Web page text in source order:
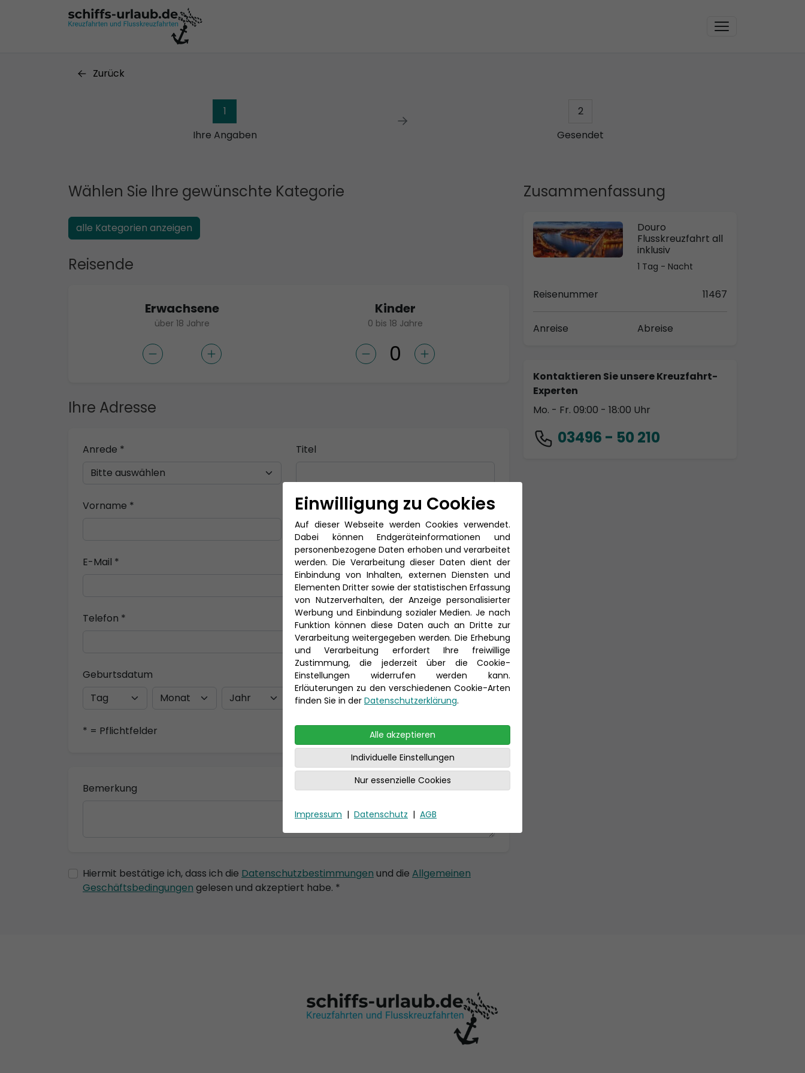
Zurück
1
Ihre Angaben
2
Gesendet
Zusammenfassung
Douro
Flusskreuzfahrt all
inklusiv
1 Tag - Nacht
Reisenummer 11467
Anreise Abreise
Kontaktieren Sie unsere Kreuzfahrt-
Experten
Mo. - Fr. 09:00 - 18:00 Uhr
03496 - 50 210
Wählen Sie Ihre gewünschte Kategorie
alle Kategorien anzeigen
Reisende
Erwachsene
über 18 Jahre
Kinder
0 bis 18 Jahre
Ihre Adresse
Anrede * Titel
Vorname * Nachname *
E-Mail *
Telefon *
Geburtsdatum
* = Pflichtfelder
Bemerkung
Hiermit bestätige ich, dass ich die Datenschutzbestimmungen und die Allgemeinen
Geschäftsbedingungen gelesen und akzeptiert habe. *
Einwilligung zu Cookies
Auf dieser Webseite werden Cookies verwendet.
Dabei können Endgeräteinformationen und
personenbezogene Daten erhoben und verarbeitet
werden. Die Verarbeitung dieser Daten dient der
Einbindung von Inhalten, externen Diensten und
Elementen Dritter sowie der statistischen Erfassung
von Nutzerverhalten, der Anzeige personalisierter
Werbung und Einbindung sozialer Medien. Je nach
Funktion können diese Daten auch an Dritte zur
Verarbeitung weitergegeben werden. Die Erhebung
und Verarbeitung erfordert Ihre freiwillige
Zustimmung, die jederzeit über die Cookie-
Einstellungen widerrufen werden kann.
Erläuterungen zu den verschiedenen Cookie-Arten
finden Sie in der Datenschutzerklärung.
Alle akzeptieren
Individuelle Einstellungen
Nur essenzielle Cookies
Impressum | Datenschutz | AGB